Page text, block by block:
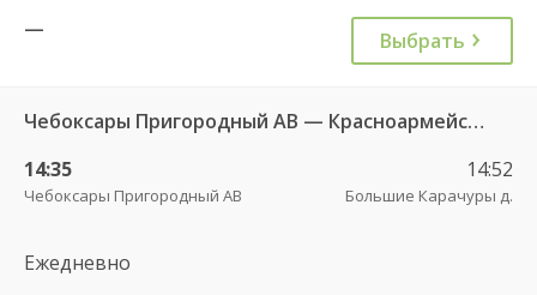
—
Выбрать
Чебоксары Пригородный АВ — Красноармейское с. ДКП 121
14:35
Чебоксары Пригородный АВ
14:52
Большие Карачуры д.
Ежедневно